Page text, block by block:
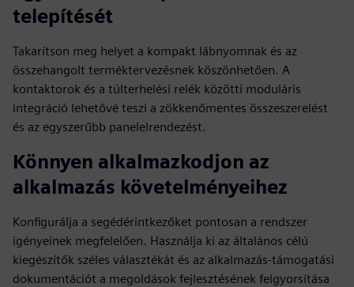
telepítését
Takarítson meg helyet a kompakt lábnyomnak és az
összehangolt terméktervezésnek köszönhetően. A
kontaktorok és a túlterhelési relék közötti moduláris
integráció lehetővé teszi a zökkenőmentes összeszerelést
és az egyszerűbb panelelrendezést.
Könnyen alkalmazkodjon az
alkalmazás követelményeihez
Konfigurálja a segédérintkezőket pontosan a rendszer
igényeinek megfelelően. Használja ki az általános célú
kiegészítők széles választékát és az alkalmazás-támogatási
dokumentációt a megoldások fejlesztésének felgyorsítása